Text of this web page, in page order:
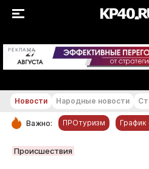
РЕКЛАМА
РУБРИКИ
Новости Народные новости
Важно: ПРОтуризм
Происшествия